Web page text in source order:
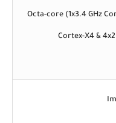
Octa-core (1x3.4 GHz
Cortex-X4 &